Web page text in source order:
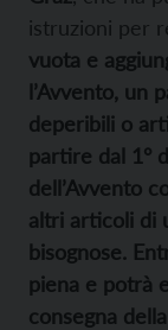
istruzioni per
vuota e
l’Avvento, un
deperibili o
partire dal 1°
dell’Avvento
altri articoli di
bisognose.
piena e potrà
consegna